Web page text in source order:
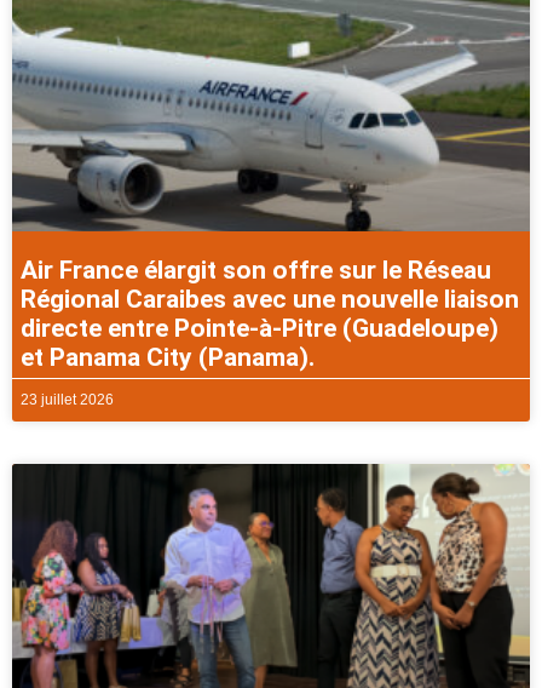
Air France élargit son offre sur le Réseau
Régional Caraibes avec une nouvelle liaison
directe entre Pointe-à-Pitre (Guadeloupe)
et Panama City (Panama).
23 juillet 2026